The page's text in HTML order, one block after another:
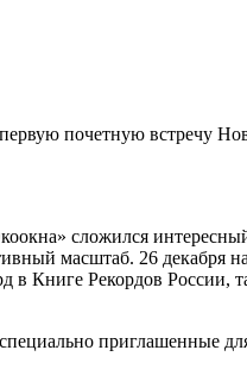
почетную встречу
сложился
масштаб. 26 декабря
Книге Рекордов России,
приглашенные